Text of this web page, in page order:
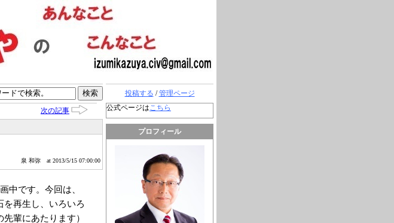
投稿する /管理ページ
公式ページはこちら
プロフィール
次の記事
泉 和弥 at 2013/5/15 07:00:00
中です。今回は、
を再生し、いろいろ
輩にあたります）